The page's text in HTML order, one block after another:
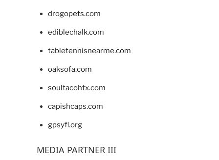
drogopets.com
ediblechalk.com
tabletennisnearme.com
oaksofa.com
soultacohtx.com
capishcaps.com
gpsyfl.org
MEDIA PARTNER III